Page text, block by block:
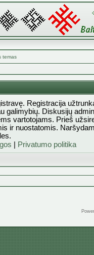
temas
Registracija
galimybių. Diskusijų
vartotojams. Prieš
ir nuostatomis.
Privatumo politika